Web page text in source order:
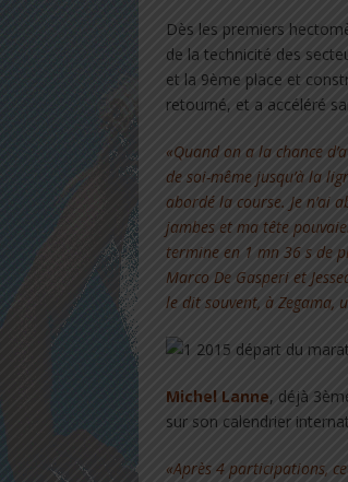
Dès les premiers
de la technicité des
et la 9ème place et
retourné, et a accéléré
«Quand on a la chance
de soi-même jusqu’à la
abordé la course. Je n’ai
jambes et ma tête
termine en 1 mn 36 s de
Marco De Gasperi et
le dit souvent, à Zegama,
Michel Lanne, déjà
sur son calendrier
«Après 4 participations,